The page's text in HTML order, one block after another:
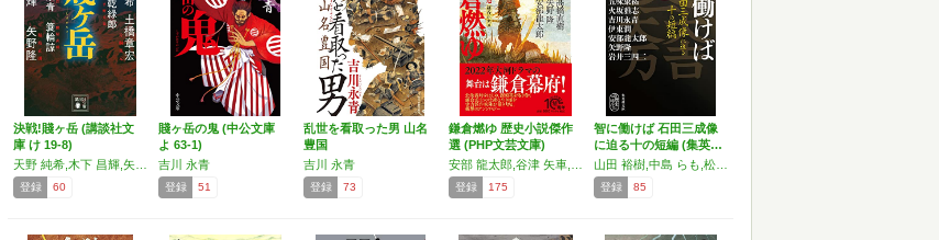
決戦!賤ヶ岳 (講談社文
庫 け 19-8)
登録 60
賤ヶ岳の鬼 (中公文庫
よ 63-1)
吉川 永青
登録 51
乱世を看取った男 山名
豊国
吉川 永青
登録 73
鎌倉燃ゆ 歴史小説傑作
選 (PHP文芸文庫)
登録 175
智に働けば 石田三成像
に迫る十の短編 (集英…
登録 85